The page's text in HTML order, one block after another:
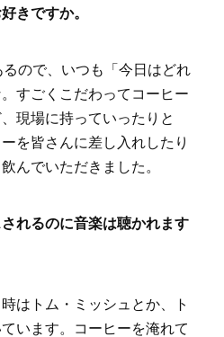
きですか。
ので、いつも「今日はどれ
すごくこだわってコーヒー
現場に持っていったりと
を皆さんに差し入れしたり
んでいただきました。
れるのに音楽は聴かれます
はトム・ミッシュとか、ト
います。コーヒーを淹れて